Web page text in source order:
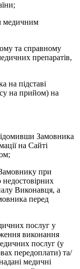
медичним
та справному
препаратів,
на підставі
на прийом) на
Замовника
на Сайті
при
Виконавця, а
перед
послуг у
виконання
послуг (у
передоплати) та/
медичні